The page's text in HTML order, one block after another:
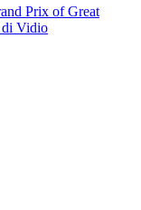
Prix of Great
di Vidio